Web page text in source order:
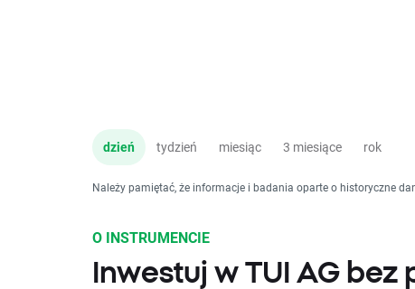
dzień tydzień miesiąc 3 miesiące rok
Należy pamiętać, że informacje i badania oparte o historyczne
O INSTRUMENCIE
Inwestuj w TUI AG bez